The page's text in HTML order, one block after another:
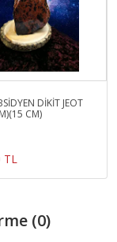
DİKİT JEOT
CM)
TL
(0)